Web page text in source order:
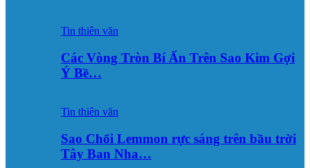
Tin thiên văn
Các Vòng Tròn Bí Ẩn Trên Sao Kim Gợi
Ý Bề…
Tin thiên văn
Sao Chổi Lemmon rực sáng trên bầu trời
Tây Ban Nha…